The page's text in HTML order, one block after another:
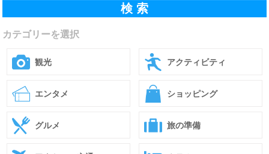
カテゴリーを選択
観光 アクティビティ
エンタメ ショッピング
グルメ 旅の準備